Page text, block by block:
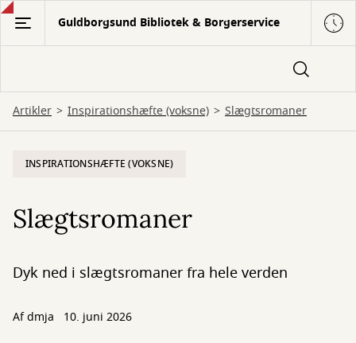
Gå
hovedindhold
Guldborgsund Bibliotek & Borgerservice
Artikler Inspirationshæfte (voksne) Slægtsromaner
INSPIRATIONSHÆFTE (VOKSNE)
Slægtsromaner
Dyk ned i slægtsromaner fra hele verden
Afdmja 10. juni 2026